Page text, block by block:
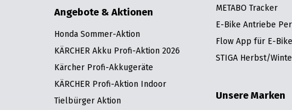
Angebote & Aktionen
Honda Sommer-Aktion
KÄRCHER Akku Profi-Aktion 2026
Kärcher Profi-Akkugeräte
KÄRCHER Profi-Aktion Indoor
Tielbürger Aktion
METABO Tracker
E-Bike Antriebe
Flow App für E-
STIGA Herbst/
Unsere Marken